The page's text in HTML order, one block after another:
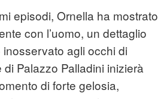
episodi, Ornella ha mostrato
con l’uomo, un dettaglio
agli occhi di
Palazzo Palladini inizierà
di forte gelosia,